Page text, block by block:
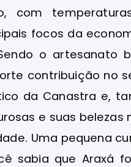
com
focos da
o artesanato
contribuição no
da Canastra e,
e suas
Uma pequena
sabia que Araxá